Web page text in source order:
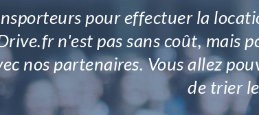
pour effectuer la
n'est pas sans coût, mais
nos partenaires. Vous allez
de trier